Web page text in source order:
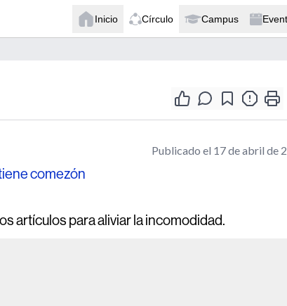
Inicio Círculo Campus
Publicado el 17 de abril de
comezón
artículos para aliviar la incomodidad.